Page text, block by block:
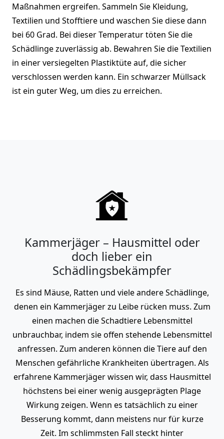
Maßnahmen ergreifen. Sammeln Sie Kleidung,
Textilien und Stofftiere und waschen Sie diese dann
bei 60 Grad. Bei dieser Temperatur töten Sie die
Schädlinge zuverlässig ab. Bewahren Sie die Textilien
in einer versiegelten Plastiktüte auf, die sicher
verschlossen werden kann. Ein schwarzer Müllsack
ist ein guter Weg, um dies zu erreichen.
Kammerjäger – Hausmittel oder
doch lieber ein
Schädlingsbekämpfer
Es sind Mäuse, Ratten und viele andere Schädlinge,
denen ein Kammerjäger zu Leibe rücken muss. Zum
einen machen die Schadtiere Lebensmittel
unbrauchbar, indem sie offen stehende Lebensmittel
anfressen. Zum anderen können die Tiere auf den
Menschen gefährliche Krankheiten übertragen. Als
erfahrene Kammerjäger wissen wir, dass Hausmittel
höchstens bei einer wenig ausgeprägten Plage
Wirkung zeigen. Wenn es tatsächlich zu einer
Besserung kommt, dann meistens nur für kurze
Zeit. Im schlimmsten Fall steckt hinter